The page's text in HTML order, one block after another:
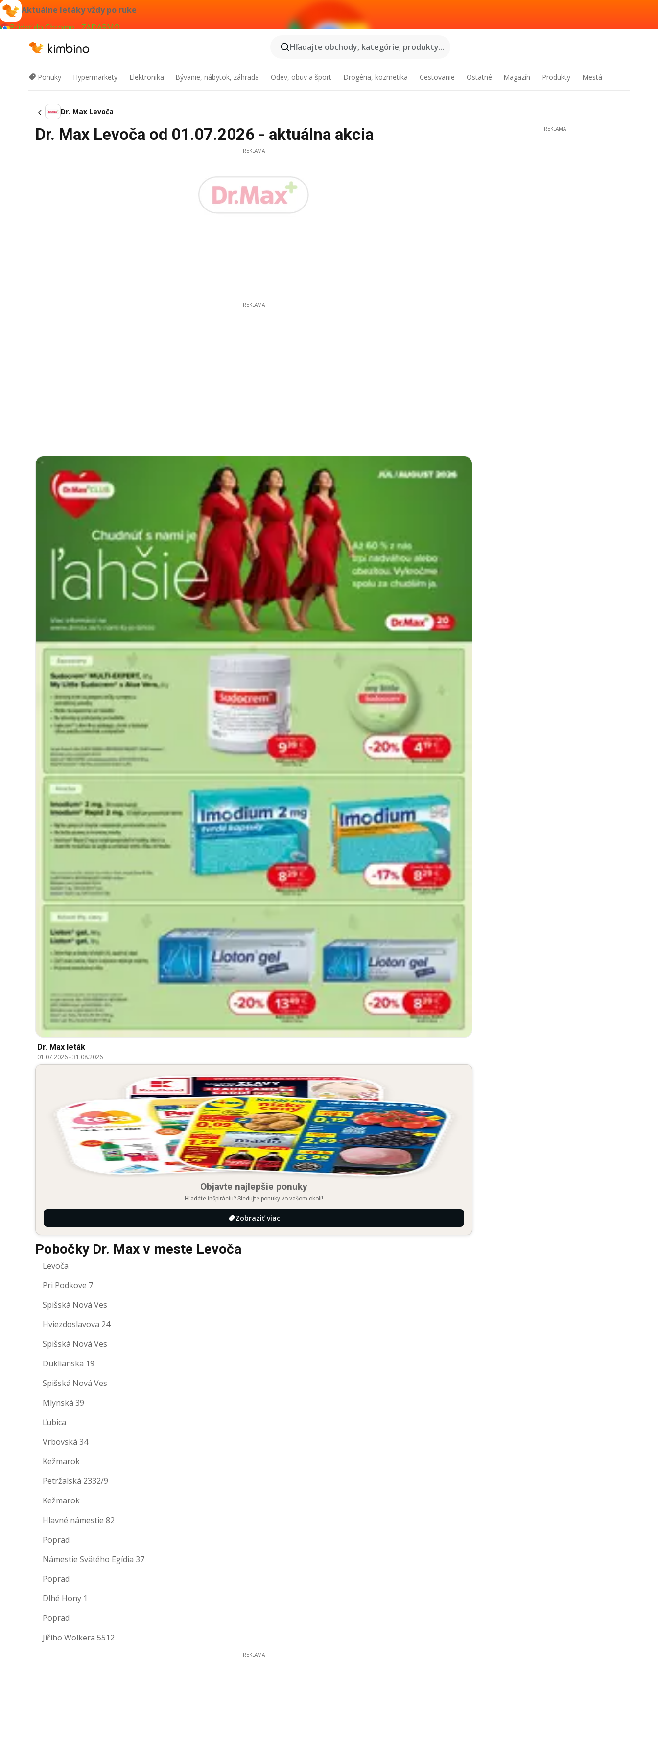
Aktuálne letáky vždy po ruke
Pridať do Chrome - ZADARMO
Hľadajte obchody, kategórie, produkty...
Ponuky Hypermarkety Elektronika Bývanie, nábytok, záhrada Odev, obuv a šport Drogéria, kozmetika Cestovanie Ostatné Magazín Produkty Mestá
Dr. Max Levoča
Dr. Max Levoča od 01.07.2026 - aktuálna akcia
REKLAMA
REKLAMA
Dr. Max leták
01.07.2026-31.08.2026
Objavte najlepšie ponuky
Hľadáte inšpiráciu? Sledujte ponuky vo vašom okolí!
Zobraziť viac
Pobočky Dr. Max v meste Levoča
Levoča
Pri Podkove 7
Spišská Nová Ves
Hviezdoslavova 24
Spišská Nová Ves
Duklianska 19
Spišská Nová Ves
Mlynská 39
Ľubica
Vrbovská 34
Kežmarok
Petržalská 2332/9
Kežmarok
Hlavné námestie 82
Poprad
Námestie Svätého Egídia 37
Poprad
Dlhé Hony 1
Poprad
Jiřího Wolkera 5512
REKLAMA
REKLAMA